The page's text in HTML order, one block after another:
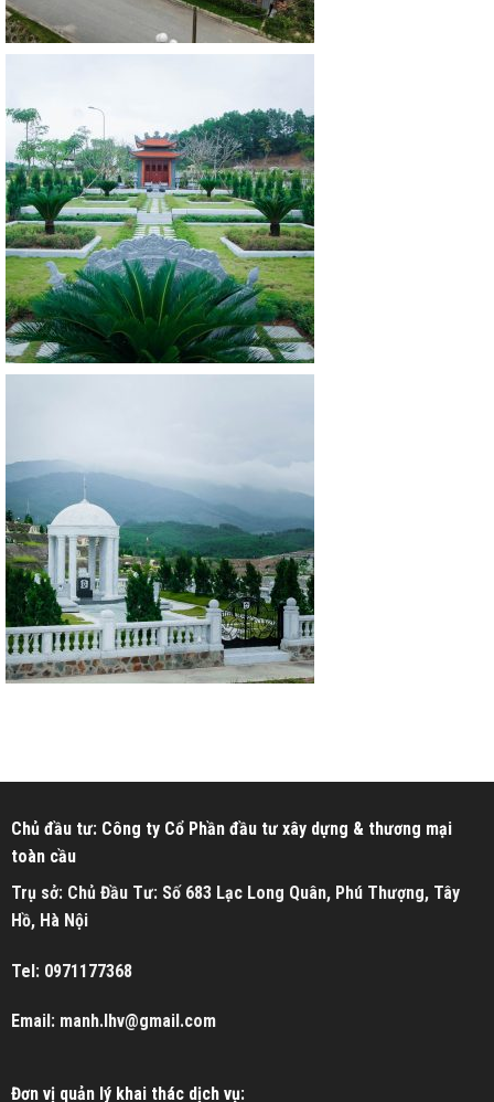
Chủ đầu tư: Công ty Cổ Phần đầu tư xây dựng & thương mại
toàn cầu
Trụ sở: Chủ Đầu Tư: Số 683 Lạc Long Quân, Phú Thượng, Tây
Hồ, Hà Nội
Tel: 0971177368
Email: manh.lhv@gmail.com
Đơn vị quản lý khai thác dịch vụ: